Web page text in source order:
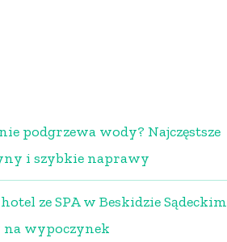
podgrzewa wody? Najczęstsze
i szybkie naprawy
ze SPA w Beskidzie Sądeckim
na wypoczynek